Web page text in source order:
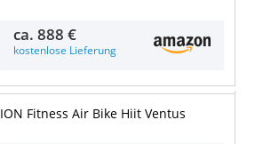
ca.888 €
kostenlose Lieferung
ION Fitness Air Bike Hiit Ventus